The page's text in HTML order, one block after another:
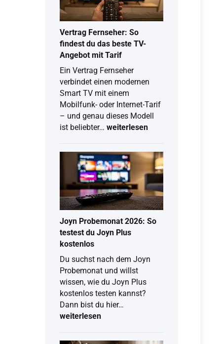
im
Überblick
Vertrag Fernseher: So
findest du das beste TV-
Angebot mit Tarif
Ein Vertrag Fernseher
verbindet einen modernen
Smart TV mit einem
Mobilfunk- oder Internet-Tarif
– und genau dieses Modell
ist beliebter… Vertrag
findest
du
das
beste
TV-
Angebot
mit
weiterlesen
Joyn Probemonat 2026: So
testest du Joyn Plus
kostenlos
Du suchst nach dem Joyn
Probemonat und willst
wissen, wie du Joyn Plus
kostenlos testen kannst?
Dann bist du hier…
So
weiterlesen